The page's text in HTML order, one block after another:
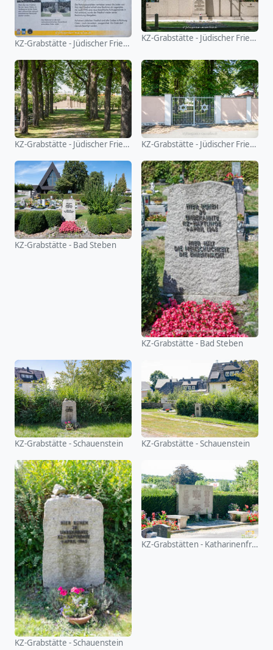
KZ-Grabstätte - Jüdischer Friedhof Hof
KZ-Grabstätte - Jüdischer Friedhof Hof
KZ-Grabstätte - Jüdischer Friedhof Hof KZ-Grabstätte - Jüdischer Friedhof Hof
KZ-Grabstätte - Bad Steben
KZ-Grabstätte - Bad Steben
KZ-Grabstätte - Schauenstein KZ-Grabstätte - Schauenstein
KZ-Grabstätte - Schauenstein
KZ-Grabstätten - Katharinenfriedhof